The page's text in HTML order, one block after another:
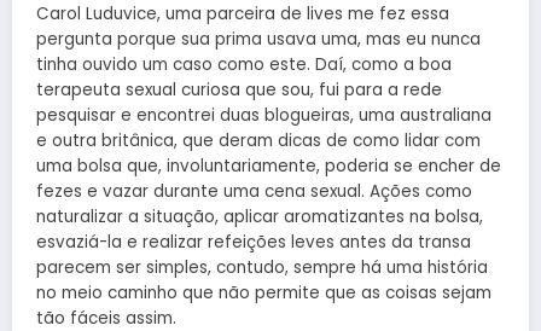
Carol Luduvice, uma parceira de lives me fez essa
pergunta porque sua prima usava uma, mas eu nunca
tinha ouvido um caso como este. Daí, como a boa
terapeuta sexual curiosa que sou, fui para a rede
pesquisar e encontrei duas blogueiras, uma australiana
e outra britânica, que deram dicas de como lidar com
uma bolsa que, involuntariamente, poderia se encher de
fezes e vazar durante uma cena sexual. Ações como
naturalizar a situação, aplicar aromatizantes na bolsa,
esvaziá-la e realizar refeições leves antes da transa
parecem ser simples, contudo, sempre há uma história
no meio caminho que não permite que as coisas sejam
tão fáceis assim.